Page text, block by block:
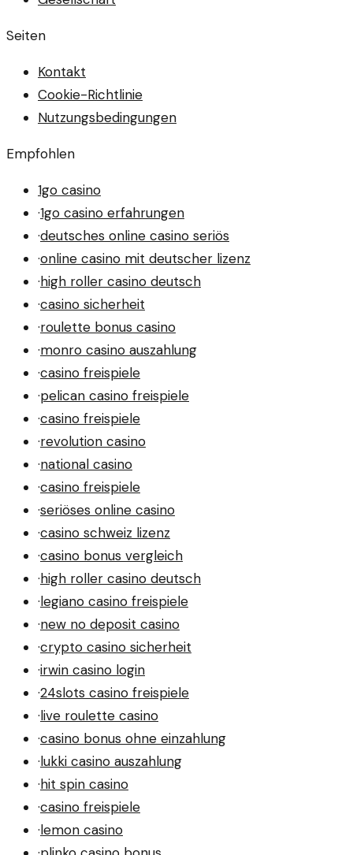
Seiten
Kontakt
Cookie-Richtlinie
Nutzungsbedingungen
Empfohlen
1go casino
·1go casino erfahrungen
·deutsches online casino seriös
·online casino mit deutscher lizenz
·high roller casino deutsch
·casino sicherheit
·roulette bonus casino
·monro casino auszahlung
·casino freispiele
·pelican casino freispiele
·casino freispiele
·revolution casino
·national casino
·casino freispiele
·seriöses online casino
·casino schweiz lizenz
·casino bonus vergleich
·high roller casino deutsch
·legiano casino freispiele
·new no deposit casino
·crypto casino sicherheit
·irwin casino login
·24slots casino freispiele
·live roulette casino
·casino bonus ohne einzahlung
·lukki casino auszahlung
·hit spin casino
·casino freispiele
·lemon casino